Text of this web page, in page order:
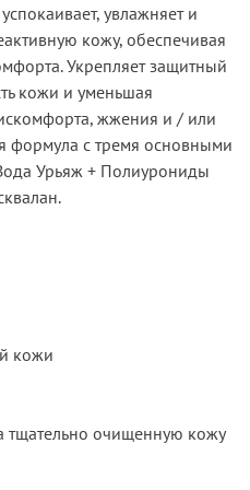
увлажняет и
кожу, обеспечивая
Укрепляет защитный
кожи и уменьшая
жжения и / или
формула с тремя основными
Урьяж + Полиурониды
кожи
тщательно очищенную кожу